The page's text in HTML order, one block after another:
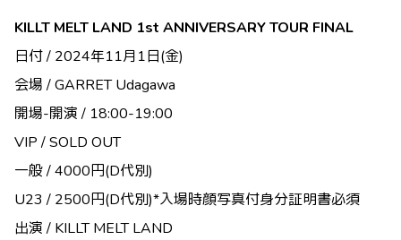
KILLT MELT LAND 1st ANNIVERSARY TOUR FINAL
日付 / 2024年11月1日(金)
会場 / GARRET Udagawa
開場-開演 / 18:00-19:00
VIP / SOLD OUT
一般 / 4000円(D代別)
U23 / 2500円(D代別)*入場時顔写真付身分証明書必須
出演 / KILLT MELT LAND